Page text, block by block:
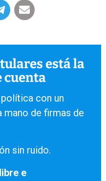
está la
cuenta
con un
mano de firmas de
sin ruido.
e